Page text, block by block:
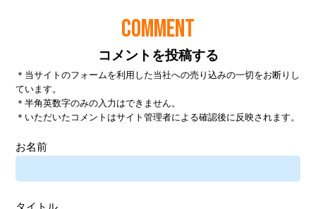
COMMENT
コメントを投稿する
＊当サイトのフォームを利用した当社への売り込みの一切をお断りし
ています。
＊半角英数字のみの入力はできません。
＊いただいたコメントはサイト管理者による確認後に反映されます。
お名前